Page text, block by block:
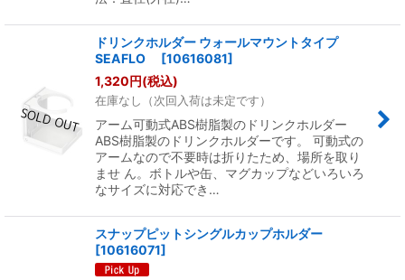
ドリンクホルダー ウォールマウントタイプ
SEAFLO
[10616081]
1,320円(税込)
在庫なし（次回入荷は未定です）
アーム可動式ABS樹脂製のドリンクホルダー
ABS樹脂製のドリンクホルダーです。 可動式の
アームなので不要時は折りたため、場所を取り
ませ ん。ボトルや缶、マグカップなどいろいろ
なサイズに対応でき…
スナップピットシングルカップホルダー
[10616071]